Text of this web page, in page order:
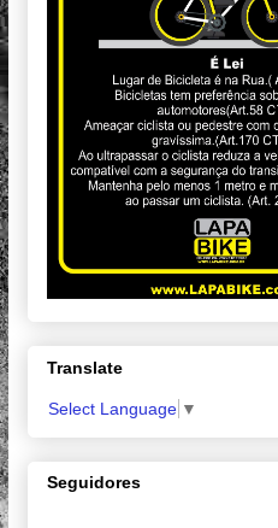
Translate
Select Language ▼
Seguidores